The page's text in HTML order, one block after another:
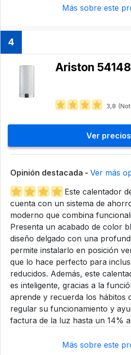
Más sobre este
4
3,8
Ver precios
Opinión destacada - Ver más
Este calentador
cuenta con un sistema de
moderno que combina
Presenta un acabado de color
diseño delgado con una
permite instalarlo en posición
que lo hace perfecto para
reducidos. Además, este
es inteligente, gracias a la
aprende y recuerda los hábitos
regular su funcionamiento y
factura de la luz hasta un 14%
Más sobre este